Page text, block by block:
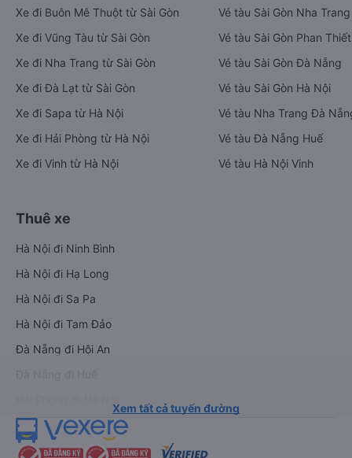
Xe đi Buôn Mê Thuột từ Sài Gòn
Xe đi Vũng Tàu từ Sài Gòn
Xe đi Nha Trang từ Sài Gòn
Xe đi Đà Lạt từ Sài Gòn
Xe đi Sapa từ Hà Nội
Xe đi Hải Phòng từ Hà Nội
Xe đi Vinh từ Hà Nội
Vé tàu Sài Gòn Nha Trang
Vé tàu Sài Gòn Phan Thiết
Vé tàu Sài Gòn Đà Nẵng
Vé tàu Sài Gòn Hà Nội
Vé tàu Nha Trang Đà
Vé tàu Đà Nẵng Huế
Vé tàu Hà Nội Vinh
Thuê xe
Hà Nội đi Ninh Bình
Hà Nội đi Hạ Long
Hà Nội đi Sa Pa
Hà Nội đi Tam Đảo
Đà Nẵng đi Hội An
Xem tất cả tuyến đường